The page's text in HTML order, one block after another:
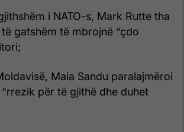
i NATO-s, Mark Rutte tha
gatshëm të mbrojnë “çdo
Maia Sandu paralajmëroi
“rrezik për të gjithë dhe duhet